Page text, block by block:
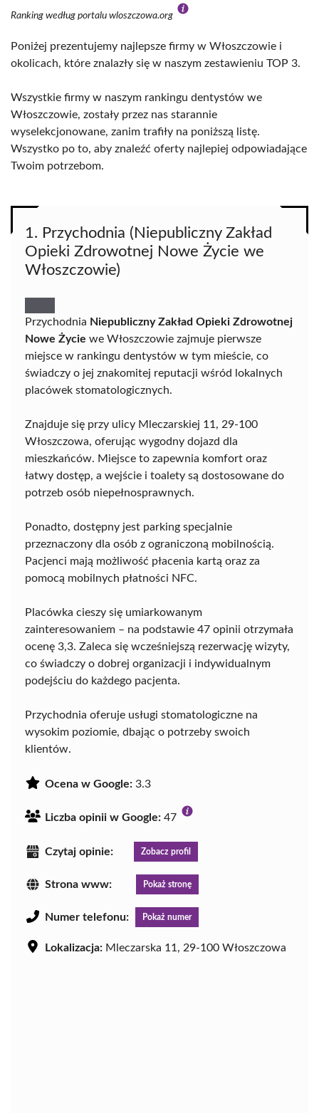
Ranking według portalu wloszczowa.org
Poniżej prezentujemy najlepsze firmy w Włoszczowie i
okolicach, które znalazły się w naszym zestawieniu TOP 3.
Wszystkie firmy w naszym rankingu dentystów we
Włoszczowie, zostały przez nas starannie
wyselekcjonowane, zanim trafiły na poniższą listę.
Wszystko po to, aby znaleźć oferty najlepiej odpowiadające
Twoim potrzebom.
1. Przychodnia (Niepubliczny Zakład
Opieki Zdrowotnej Nowe Życie we
Włoszczowie)
Przychodnia Niepubliczny Zakład Opieki Zdrowotnej
Nowe Życie we Włoszczowie zajmuje pierwsze
miejsce w rankingu dentystów w tym mieście, co
świadczy o jej znakomitej reputacji wśród lokalnych
placówek stomatologicznych.
Znajduje się przy ulicy Mleczarskiej 11, 29-100
Włoszczowa, oferując wygodny dojazd dla
mieszkańców. Miejsce to zapewnia komfort oraz
łatwy dostęp, a wejście i toalety są dostosowane do
potrzeb osób niepełnosprawnych.
Ponadto, dostępny jest parking specjalnie
przeznaczony dla osób z ograniczoną mobilnością.
Pacjenci mają możliwość płacenia kartą oraz za
pomocą mobilnych płatności NFC.
Placówka cieszy się umiarkowanym
zainteresowaniem – na podstawie 47 opinii otrzymała
ocenę 3,3. Zaleca się wcześniejszą rezerwację wizyty,
co świadczy o dobrej organizacji i indywidualnym
podejściu do każdego pacjenta.
Przychodnia oferuje usługi stomatologiczne na
wysokim poziomie, dbając o potrzeby swoich
klientów.
Ocena w Google: 3.3
Liczba opinii w Google: 47
Czytaj opinie: Zobacz profil
Strona www: Pokaż stronę
Numer telefonu: Pokaż numer
Lokalizacja: Mleczarska 11, 29-100 Włoszczowa